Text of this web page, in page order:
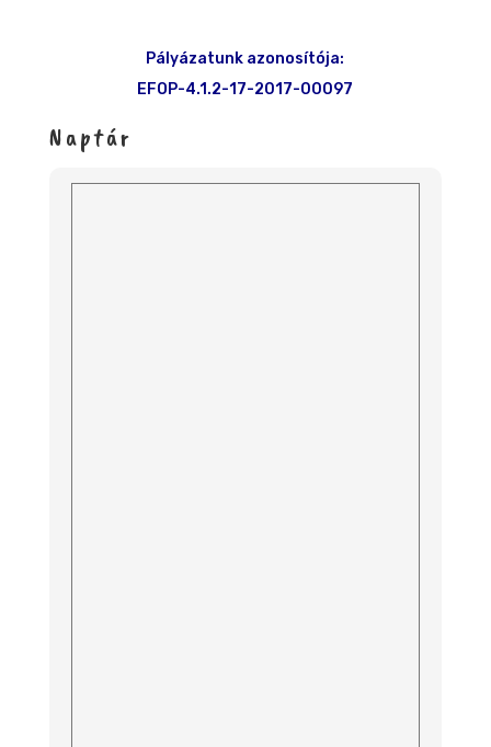
Pályázatunk azonosítója:
EFOP-4.1.2-17-2017-00097
Naptár